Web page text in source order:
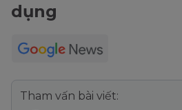
dụng
Tham vấn bài viết: